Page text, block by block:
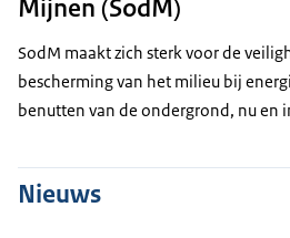
Mijnen (SodM)
SodM maakt zich sterk voor de
bescherming van het milieu bij
benutten van de ondergrond, nu en
Nieuws